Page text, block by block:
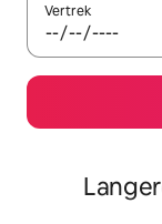
Vertrek